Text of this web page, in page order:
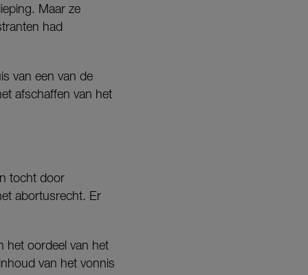
Maar ze
had
van een van de
afschaffen van het
tocht door
abortusrecht. Er
het oordeel van het
van het vonnis